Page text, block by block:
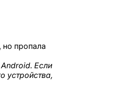
но пропала
Если
устройства,